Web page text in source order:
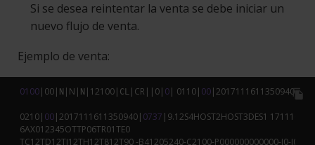
Si se desea reintentar la venta se debe iniciar un
nuevo flujo de venta.
Ejemplo de venta:
file_copy
0100| 00| N |N| N | 12100| CL |CR| | 0| 0| 0110| 00|2017111611350940|01
0210| 00|2017111611350940| 0737 | 9.12S4HOST2HOST3DES1
6AX012345OTTP06TR01TE0
TC12TD12TJ12TH12T812T90 -B41205240-C2100-P000000000000-I0-J0-